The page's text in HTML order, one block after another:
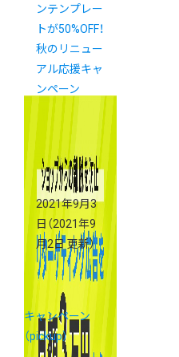
ンテンプレー
トが50%OFF！
秋のリニュー
アル応援キャ
ンペーン
2021年9月3
日 （2021年9
月2日 更新）
キャンペーン
（pickup）